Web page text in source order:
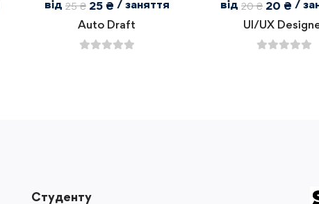
від 25₴ 25 ₴ / заняття
Auto Draft
від 20₴ 20 ₴ /
UI/UX
Студенту